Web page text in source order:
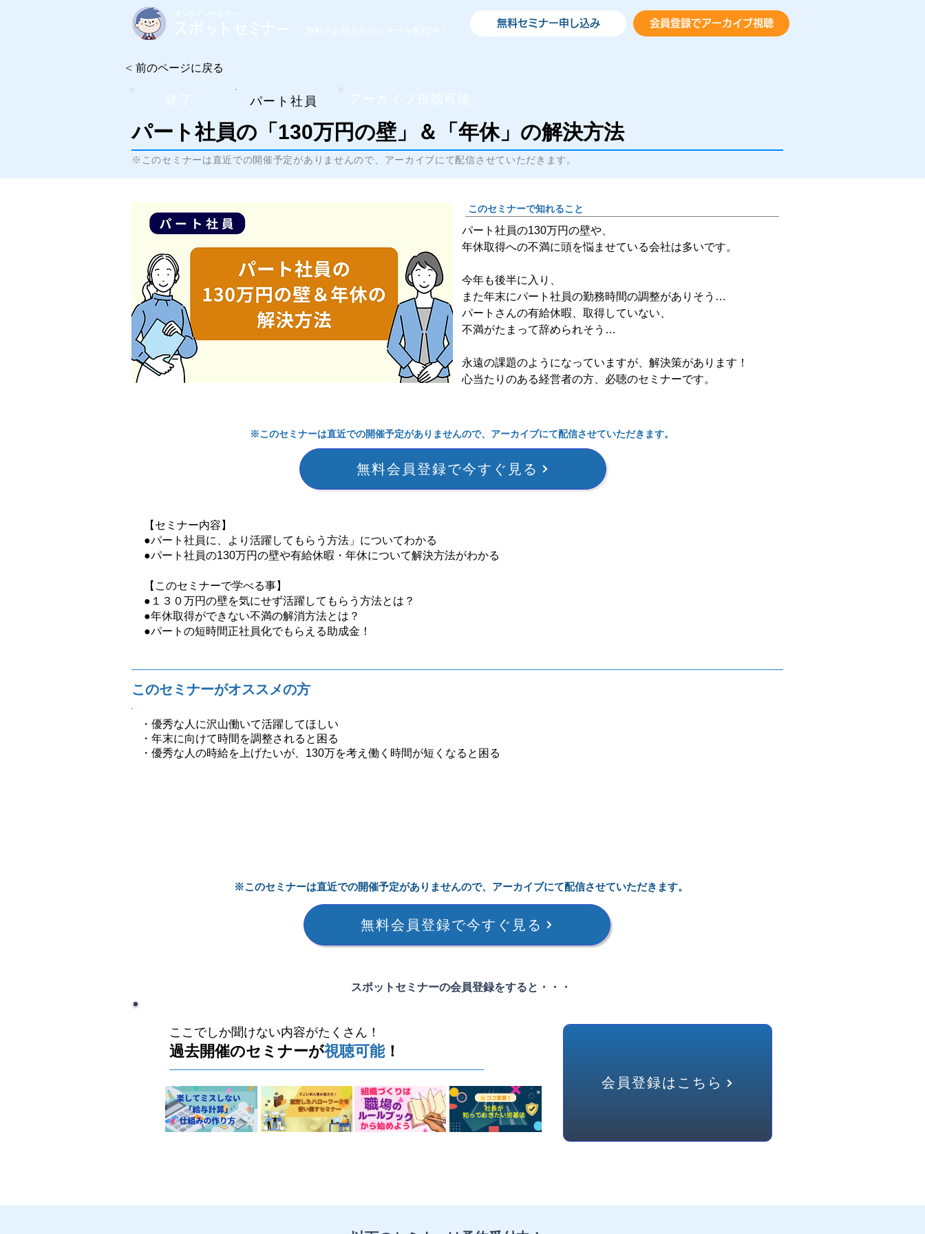
無料のお役立ちセミナーを配信中！
無料セミナー申し込み 会員登録でアーカイブ視聴
< 前のページに戻る
終了 ​パート社員 アーカイブ視聴可能
パート社員の「130万円の壁」＆「年休」の解決方法
※このセミナーは直近での開催予定がありませんので、アーカイブにて配信させていただきます。
このセミナーで知れること
パート社員の130万円の壁や、
年休取得への不満に頭を悩ませている会社は多いです。
今年も後半に入り、
また年末にパート社員の勤務時間の調整がありそう…
パートさんの有給休暇、取得していない、
不満がたまって辞められそう…
永遠の課題のようになっていますが、解決策があります！
心当たりのある経営者の方、必聴のセミナーです。
※このセミナーは直近での開催予定がありませんので、アーカイブにて配信させていただきます。
無料会員登録で今すぐ見る
【セミナー内容】
●パート社員に、より活躍してもらう方法」についてわかる
●パート社員の130万円の壁や有給休暇・年休について解決方法がわかる
【このセミナーで学べる事】
●１３０万円の壁を気にせず活躍してもらう方法とは？
●年休取得ができない不満の解消方法とは？
●パートの短時間正社員化でもらえる助成金！
​このセミナーがオススメの方
・優秀な人に沢山働いて活躍してほしい
・年末に向けて時間を調整されると困る
・優秀な人の時給を上げたいが、130万を考え働く時間が短くなると困る
※このセミナーは直近での開催予定がありませんので、アーカイブにて配信させていただきます。
無料会員登録で今すぐ見る
​スポットセミナーの会員登録をすると・・・
ここでしか聞けない内容がたくさん！
過去開催のセミナーが視聴可能！
会員登録はこちら